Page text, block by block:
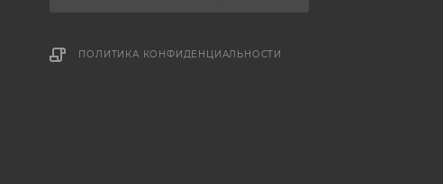
ПОЛИТИКА КОНФИДЕНЦИАЛЬНОСТИ